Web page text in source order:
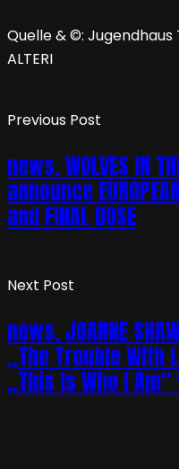
Quelle & ©: Jugendhaus
ALTERI
Previous Post
news. WOLVES IN
announce
and FINAL DOSE
Next Post
news. JOANNE
„The Trouble With
„This Is Who I